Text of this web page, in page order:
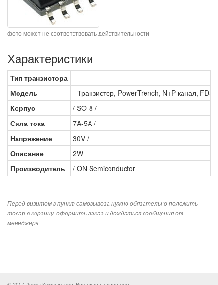
фото может не соответствовать действительности
Характеристики
Тип транзистора
Модель
- Транзистор, PowerTrench, N+P-канал,
Корпус
/ SO-8 /
Сила тока
7A-5А /
Напряжение
30V /
Описание
2W
Производитель
/ ON Semiconductor
Перед визитом в пункт самовывоза нужно обязательно положить
товар в корзину, оформить заказ и дождаться сообщения от
менеджера